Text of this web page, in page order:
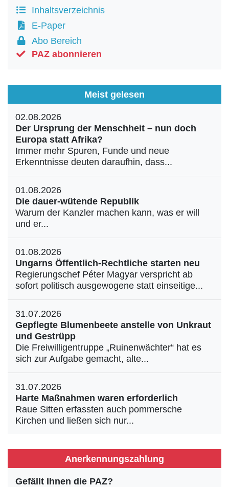
Inhaltsverzeichnis
E-Paper
Abo Bereich
PAZ abonnieren
Meist gelesen
02.08.2026
Der Ursprung der Menschheit – nun doch
Europa statt Afrika?
Immer mehr Spuren, Funde und neue
Erkenntnisse deuten daraufhin, dass...
01.08.2026
Die dauer-wütende Republik
Warum der Kanzler machen kann, was er will
und er...
01.08.2026
Ungarns Öffentlich-Rechtliche starten neu
Regierungschef Péter Magyar verspricht ab
sofort politisch ausgewogene statt einseitige...
31.07.2026
Gepflegte Blumenbeete anstelle von Unkraut
und Gestrüpp
Die Freiwilligentruppe „Ruinenwächter“ hat es
sich zur Aufgabe gemacht, alte...
31.07.2026
Harte Maßnahmen waren erforderlich
Raue Sitten erfassten auch pommersche
Kirchen und ließen sich nur...
Anerkennungszahlung
Gefällt Ihnen die PAZ?